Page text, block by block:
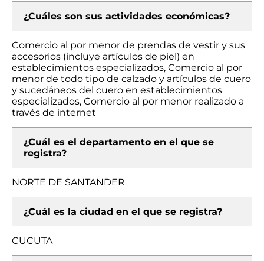
¿Cuáles son sus actividades económicas?
Comercio al por menor de prendas de vestir y sus
accesorios (incluye artículos de piel) en
establecimientos especializados, Comercio al por
menor de todo tipo de calzado y artículos de cuero
y sucedáneos del cuero en establecimientos
especializados, Comercio al por menor realizado a
través de internet
¿Cuál es el departamento en el que se
registra?
NORTE DE SANTANDER
¿Cuál es la ciudad en el que se registra?
CUCUTA